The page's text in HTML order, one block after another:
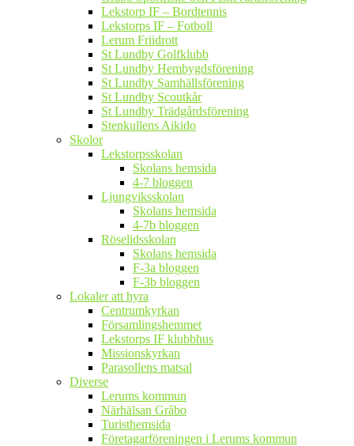
Lekstorp IF – Bordtennis
Lekstorps IF – Fotboll
Lerum Friidrott
St Lundby Golfklubb
St Lundby Hembygdsförening
St Lundby Samhällsförening
St Lundby Scoutkår
St Lundby Trädgårdsförening
Stenkullens Aikido
Skolor
Lekstorpsskolan
Skolans hemsida
4-7 bloggen
Ljungviksskolan
Skolans hemsida
4-7b bloggen
Röselidsskolan
Skolans hemsida
F-3a bloggen
F-3b bloggen
Lokaler att hyra
Centrumkyrkan
Församlingshemmet
Lekstorps IF klubbhus
Missionskyrkan
Parasollens matsal
Diverse
Lerums kommun
Närhälsan Gråbo
Turisthemsida
Företagarföreningen i Lerums kommun